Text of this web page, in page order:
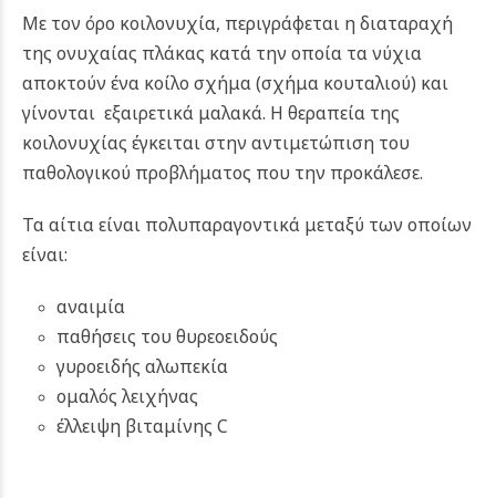
Με τον όρο κοιλονυχία, περιγράφεται η διαταραχή
της ονυχαίας πλάκας κατά την οποία τα νύχια
αποκτούν ένα κοίλο σχήμα (σχήμα κουταλιού) και
γίνονται εξαιρετικά μαλακά. Η θεραπεία της
κοιλονυχίας έγκειται στην αντιμετώπιση του
παθολογικού προβλήματος που την προκάλεσε.
Τα αίτια είναι πολυπαραγοντικά μεταξύ των οποίων
είναι:
αναιμία
παθήσεις του θυρεοειδούς
γυροειδής αλωπεκία
ομαλός λειχήνας
έλλειψη βιταμίνης C